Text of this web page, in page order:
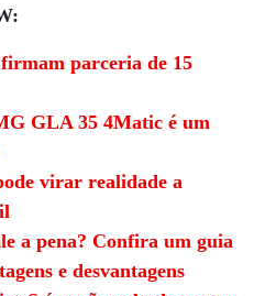
parceria de 15
GLA 35 4Matic é um
virar realidade a
a pena? Confira um guia
e desvantagens